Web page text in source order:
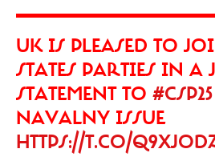
UK IS PLEASED TO
STATES PARTIES IN A
STATEMENT TO #CSP25
NAVALNY ISSUE
HTTPS://T.CO/